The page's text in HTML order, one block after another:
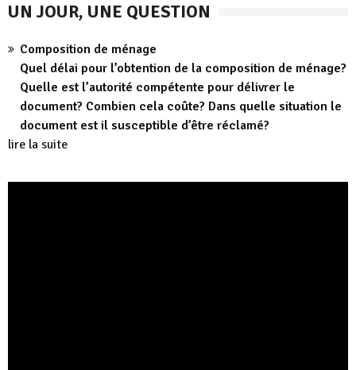
UN JOUR, UNE QUESTION
Composition de ménage
Quel délai pour l’obtention de la composition de ménage?
Quelle est l’autorité compétente pour délivrer le
document? Combien cela coûte? Dans quelle situation le
document est il susceptible d’être réclamé?
lire la suite